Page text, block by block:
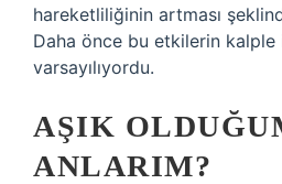
hareketliliğinin artması
Daha önce bu etkilerin
varsayılıyordu.
AŞIK
ANLARIM?